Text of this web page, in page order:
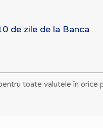
de zile de la Banca
toate valutele în orice